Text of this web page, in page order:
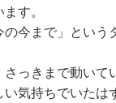
す。
今まで」という
さっきまで動いて
気持ちでいたは